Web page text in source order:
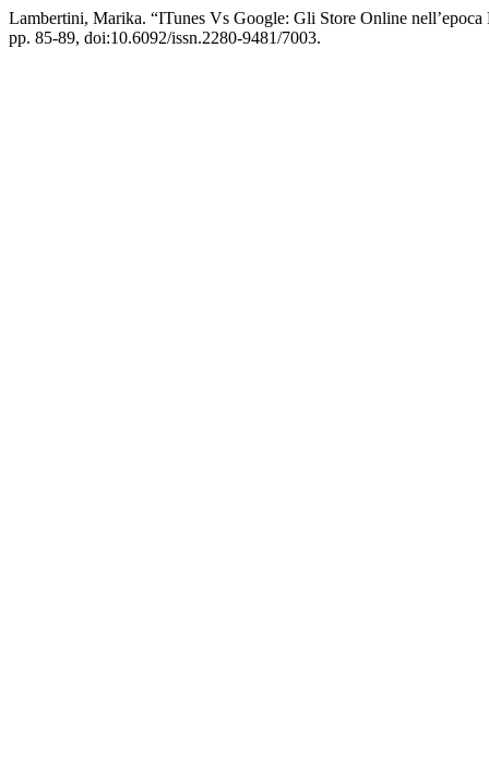
Lambertini, Marika. “ITunes Vs Google: Gli Store Online
pp. 85-89, doi:10.6092/issn.2280-9481/7003.